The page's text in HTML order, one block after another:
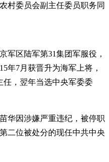
村委员会副主任委员职务同
军区陆军第31集团军服役，
年7月获晋升为海军上将，
任，翌年当选中央军委委
华因涉嫌严重违纪，被停职
二位被处分的现任中共中央